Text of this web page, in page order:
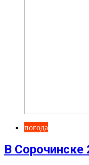
погода
В Сорочинске